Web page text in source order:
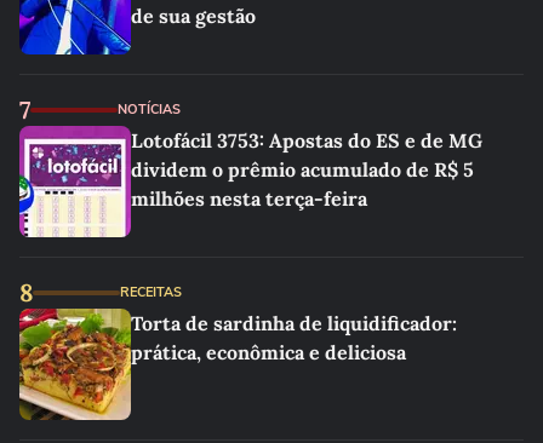
de sua gestão
7 NOTÍCIAS
Lotofácil 3753: Apostas do ES e de MG
dividem o prêmio acumulado de R$ 5
milhões nesta terça-feira
8 RECEITAS
Torta de sardinha de liquidificador:
prática, econômica e deliciosa